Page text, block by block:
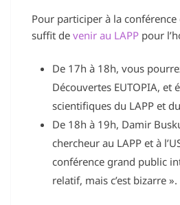
Pour participer à la
suffit de venir au LAPP pour
De 17h à 18h, vous
Découvertes EUTOPIA, et
scientifiques du LAPP et
De 18h à 19h, Damir
chercheur au LAPP et à
conférence grand public
relatif, mais c’est bizarre ».